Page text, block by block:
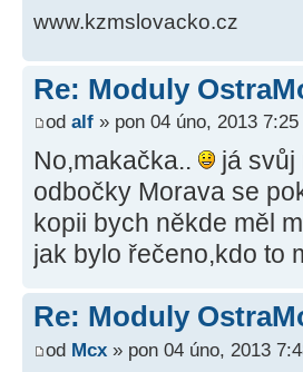
www.kzmslovacko.cz
Re: Moduly
od alf » pon 04 úno, 2013 7:25
No,makačka..
já svůj
odbočky Morava se
kopii bych někde měl
jak bylo řečeno,kdo to
Re: Moduly
od Mcx » pon 04 úno, 2013